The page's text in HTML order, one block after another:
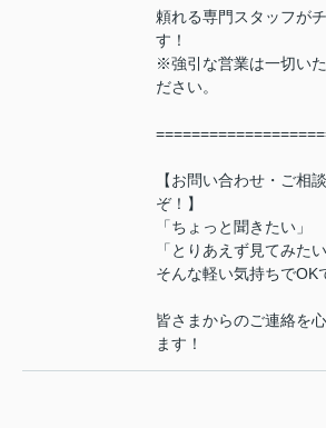
頼れる専門スタッフが
す！
※強引な営業は一切い
ださい。
【お問い合わせ・ご相
ぞ！】
「ちょっと聞きたい」
「とりあえず見てみたい
そんな軽い気持ちでOK
皆さまからのご連絡を
ます！